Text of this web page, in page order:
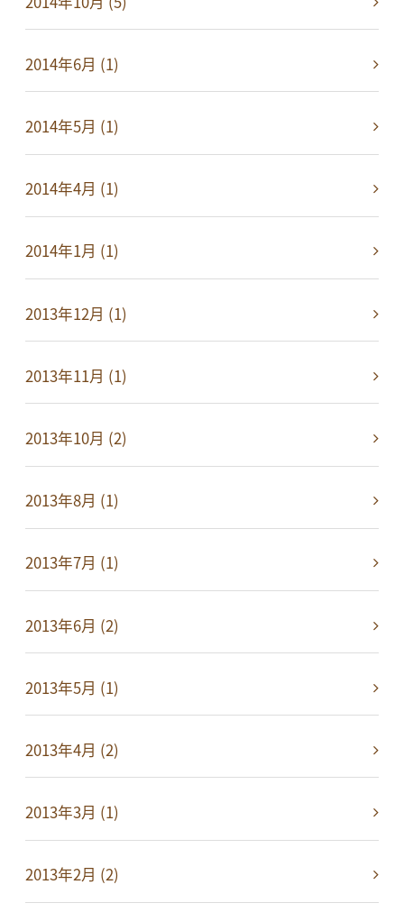
2014年6月 (1)
2014年5月 (1)
2014年4月 (1)
2014年1月 (1)
2013年12月 (1)
2013年11月 (1)
2013年10月 (2)
2013年8月 (1)
2013年7月 (1)
2013年6月 (2)
2013年5月 (1)
2013年4月 (2)
2013年3月 (1)
2013年2月 (2)